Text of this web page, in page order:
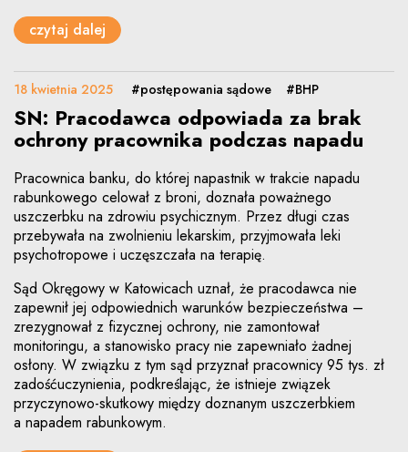
czytaj dalej
18 kwietnia 2025 #postępowania sądowe #BHP
SN: Pracodawca odpowiada za brak
ochrony pracownika podczas napadu
Pracownica banku, do której napastnik w trakcie napadu
rabunkowego celował z broni, doznała poważnego
uszczerbku na zdrowiu psychicznym. Przez długi czas
przebywała na zwolnieniu lekarskim, przyjmowała leki
psychotropowe i uczęszczała na terapię.
Sąd Okręgowy w Katowicach uznał, że pracodawca nie
zapewnił jej odpowiednich warunków bezpieczeństwa –
zrezygnował z fizycznej ochrony, nie zamontował
monitoringu, a stanowisko pracy nie zapewniało żadnej
osłony. W związku z tym sąd przyznał pracownicy 95 tys. zł
zadośćuczynienia, podkreślając, że istnieje związek
przyczynowo-skutkowy między doznanym uszczerbkiem
a napadem rabunkowym.